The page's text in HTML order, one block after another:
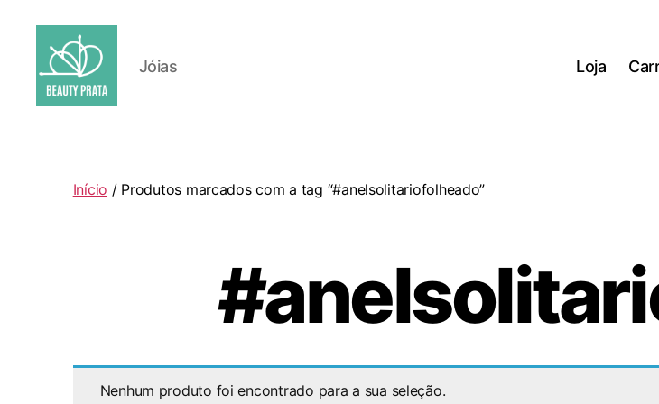
Jóias Loja
Início / Produtos marcados com a tag “#anelsolitariofolheado”
Nenhum produto foi encontrado para a sua seleção.